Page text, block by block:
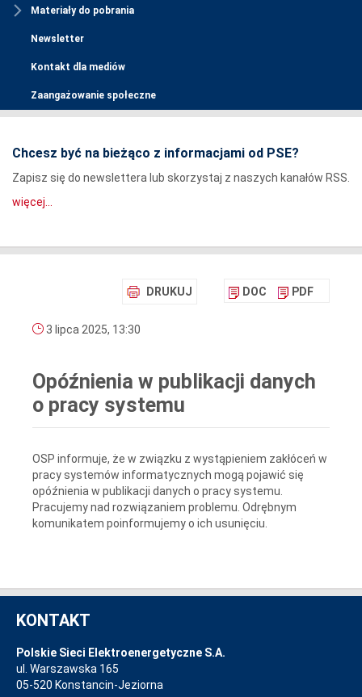
Materiały do pobrania
Newsletter
Kontakt dla mediów
Zaangażowanie społeczne
Chcesz być na bieżąco z informacjami od PSE?
Zapisz się do newslettera lub skorzystaj z naszych kanałów RSS.
więcej...
DRUKUJ DOC PDF
3 lipca 2025, 13:30
Opóźnienia w publikacji danych
o pracy systemu
OSP informuje, że w związku z wystąpieniem zakłóceń w
pracy systemów informatycznych mogą pojawić się
opóźnienia w publikacji danych o pracy systemu.
Pracujemy nad rozwiązaniem problemu. Odrębnym
komunikatem poinformujemy o ich usunięciu.
KONTAKT
Polskie Sieci Elektroenergetyczne S.A.
ul. Warszawska 165
05-520 Konstancin-Jeziorna